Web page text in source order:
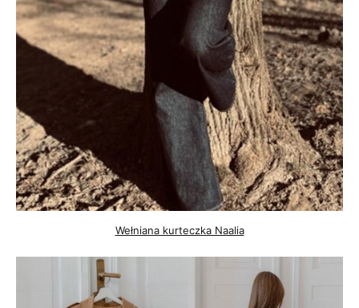
Wełniana kurteczka Naalia